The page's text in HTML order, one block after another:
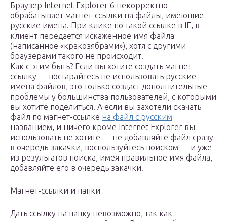
Браузер Internet Explorer 6 некорректно
обрабатывает магнет-ссылки на файлы, имеющие
русские имена. При клике по такой ссылке в IE, в
клиент передается искаженное имя файла
(написанное «кракозябрами»), хотя с другими
браузерами такого не происходит.
Как с этим быть? Если вы хотите создать магнет-
ссылку — постарайтесь не использовать русские
имена файлов, это только создаст дополнительные
проблемы у большинства пользователей, с которыми
вы хотите поделиться. А если вы захотели скачать
файл по магнет-ссылке на файл с русским
названием, и ничего кроме Internet Explorer вы
использовать не хотите — не добавляйте файл сразу
в очередь закачки, воспользуйтесь поиском — и уже
из результатов поиска, имея правильное имя файла,
добавляйте его в очередь закачки.
Магнет-ссылки и папки
Дать ссылку на папку невозможно, так как